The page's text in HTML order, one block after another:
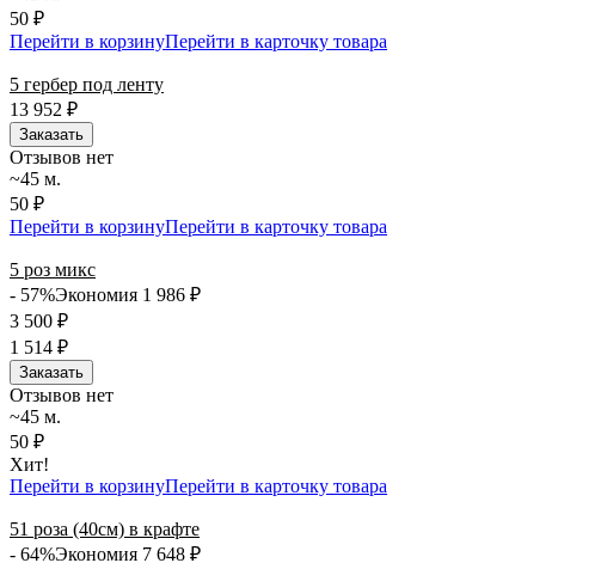
50 ₽
Перейти в корзинуПерейти в карточку товара
5 гербер под ленту
13 952 ₽
Заказать
Отзывов нет
~45 м.
50 ₽
Перейти в корзинуПерейти в карточку товара
5 роз микс
- 57%Экономия 1 986 ₽
3 500 ₽
1 514 ₽
Заказать
Отзывов нет
~45 м.
50 ₽
Хит!
Перейти в корзинуПерейти в карточку товара
51 роза (40см) в крафте
- 64%Экономия 7 648 ₽